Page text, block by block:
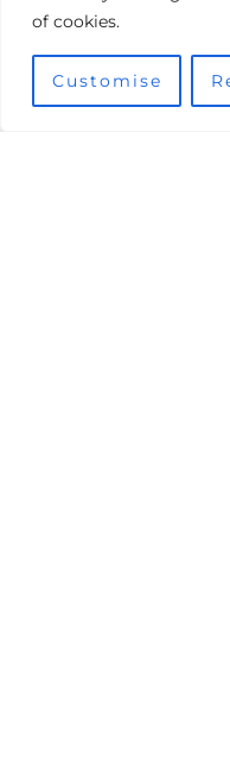
of cookies.
Customise